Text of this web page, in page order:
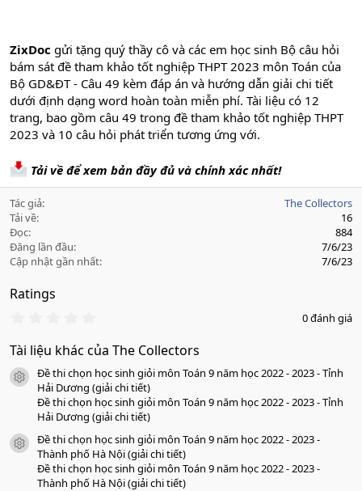
ZixDoc gửi tặng quý thầy cô và các em học sinh Bộ câu hỏi
bám sát đề tham khảo tốt nghiệp THPT 2023 môn Toán của
Bộ GD&ĐT - Câu 49 kèm đáp án và hướng dẫn giải chi tiết
dưới định dạng word hoàn toàn miễn phí. Tài liệu có 12
trang, bao gồm câu 49 trong đề tham khảo tốt nghiệp THPT
2023 và 10 câu hỏi phát triển tương ứng với.
Tải về để xem bản đầy đủ và chính xác nhất!
Tác giả
The Collectors
Tải về
16
Đọc
884
Đăng lần đầu
7/6/23
Cập nhật gần nhất
7/6/23
Ratings
0
0
a
o
0 đánh giá
Tài liệu khác của The Collectors
icon tài liệu
Đề thi chọn học sinh giỏi môn Toán 9 năm học 2022 - 2023 - Tỉnh
Hải Dương (giải chi tiết)
Đề thi chọn học sinh giỏi môn Toán 9 năm học 2022 - 2023 - Tỉnh
Hải Dương (giải chi tiết)
icon tài liệu
Đề thi chọn học sinh giỏi môn Toán 9 năm học 2022 - 2023 -
Thành phố Hà Nội (giải chi tiết)
Đề thi chọn học sinh giỏi môn Toán 9 năm học 2022 - 2023 -
Thành phố Hà Nội (giải chi tiết)